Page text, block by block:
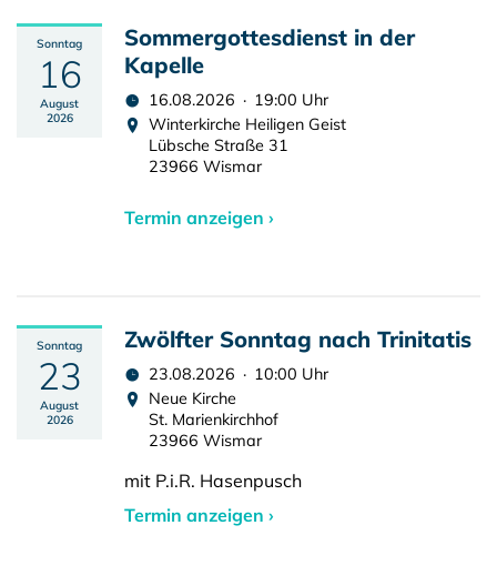
Sonntag
16
August
2026
Sommergottesdienst in der
Kapelle
16.08.2026 · 19:00 Uhr
Winterkirche Heiligen Geist
Lübsche Straße 31
23966 Wismar
Termin anzeigen ›
Sonntag
23
August
2026
Zwölfter Sonntag nach Trinitatis
23.08.2026 · 10:00 Uhr
Neue Kirche
St. Marienkirchhof
23966 Wismar
mit P.i.R. Hasenpusch
Termin anzeigen ›